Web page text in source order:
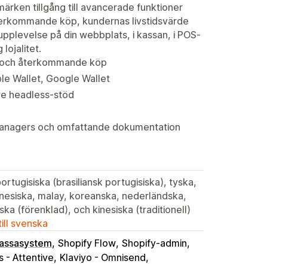
tillgång till avancerade funktioner
köp, kundernas livstidsvärde
på din webbplats, i kassan, i POS-
lojalitet.
återkommande köp
Wallet, Google Wallet
headless-stöd
och omfattande dokumentation
(brasiliansk portugisiska), tyska,
malay, koreanska, nederländska,
(förenklad), och kinesiska (traditionell)
svenska
Shopify Flow Shopify-admin
- Attentive
Klaviyo - Omnisend